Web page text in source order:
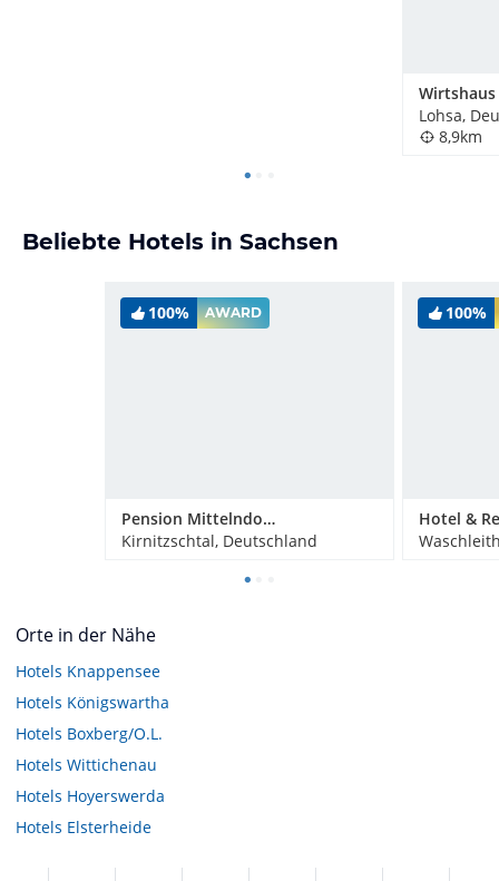
Lohsa,
8,9km
Beliebte Hotels in Sachsen
100% AWARD
Pension Mittelndorfer Mühle
Kirnitzschtal, Deutschland
100%
Orte in der Nähe
Hotels Knappensee
Hotels Königswartha
Hotels Boxberg/O.L.
Hotels Wittichenau
Hotels Hoyerswerda
Hotels Elsterheide